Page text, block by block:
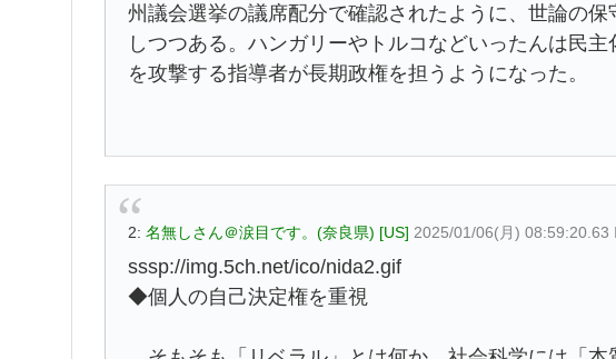
州議会選挙の議席配分で確認されたように、世論の
しつつある。ハンガリーやトルコなどいったんは民
を攻撃する指導者が長期政権を担うようになった。
2: 名無しさん＠涙目です。(奈良県) [US] 2025/01/06(月) 08:59:20.63
sssp://img.5ch.net/ico/nida2.gif
◆個人の自己決定権を重視